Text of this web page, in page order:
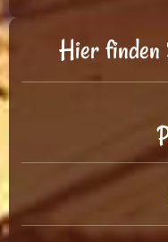
Hier